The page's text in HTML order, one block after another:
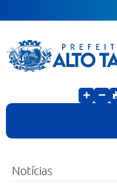
Notícias